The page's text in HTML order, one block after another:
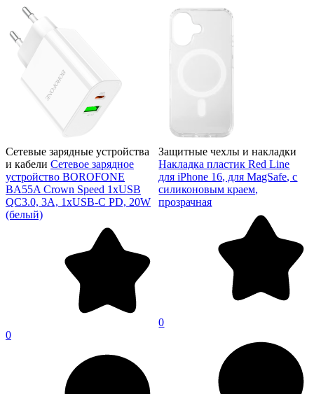
Сетевые зарядные устройства
и кабели Сетевое зарядное
устройство BOROFONE
BA55A Crown Speed 1xUSB
QC3.0, 3A, 1хUSB-C PD, 20W
(белый)
0
Защитные чехлы и накладки
Накладка пластик Red Line
для iPhone 16, для MagSafe, с
силиконовым краем,
прозрачная
0